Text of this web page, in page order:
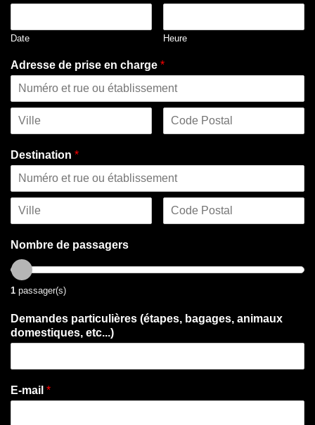
Date Heure
Adresse de prise en charge *
Destination *
Nombre de passagers
1 passager(s)
Demandes particulières (étapes, bagages, animaux
domestiques, etc...)
E-mail *